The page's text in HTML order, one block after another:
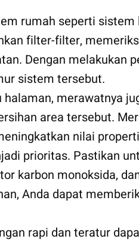
rumah seperti sistem
filter-filter,
Dengan melakukan
sistem tersebut.
merawatnya
area tersebut.
nilai
prioritas. Pastikan
karbon monoksida,
Anda dapat
rapi dan teratur